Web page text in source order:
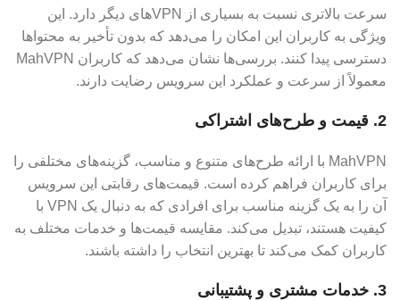
سرعت بالاتری نسبت به بسیاری از VPN‌های دیگر دارد. این
ویژگی به کاربران این امکان را می‌دهد که بدون تأخیر به محتواها
دسترسی پیدا کنند. بررسی‌ها نشان می‌دهد که کاربران MahVPN
معمولاً از سرعت و عملکرد این سرویس رضایت دارند.
2. قیمت و طرح‌های اشتراکی
MahVPN با ارائه طرح‌های متنوع و مناسب، گزینه‌های مختلفی را
برای کاربران فراهم کرده است. قیمت‌های رقابتی این سرویس
آن را به یک گزینه مناسب برای افرادی که به دنبال یک VPN با
کیفیت هستند، تبدیل می‌کند. مقایسه قیمت‌ها و خدمات مختلف به
کاربران کمک می‌کند تا بهترین انتخاب را داشته باشند.
3. خدمات مشتری و پشتیبانی